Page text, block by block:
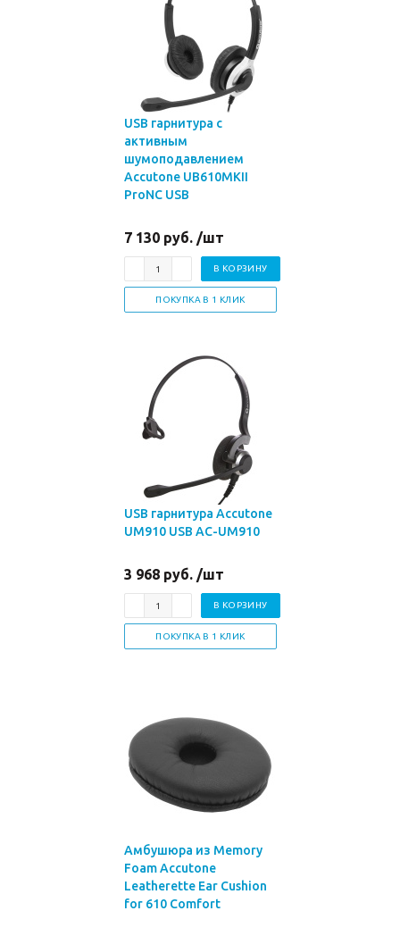
USB гарнитура с
активным
шумоподавлением
Accutone UB610MKII
ProNC USB
7 130 руб. /шт
В КОРЗИНУ
ПОКУПКА В 1 КЛИК
USB гарнитура Accutone
UM910 USB AC-UM910
3 968 руб. /шт
В КОРЗИНУ
ПОКУПКА В 1 КЛИК
Амбушюра из Memory
Foam Accutone
Leatherette Ear Cushion
for 610 Comfort